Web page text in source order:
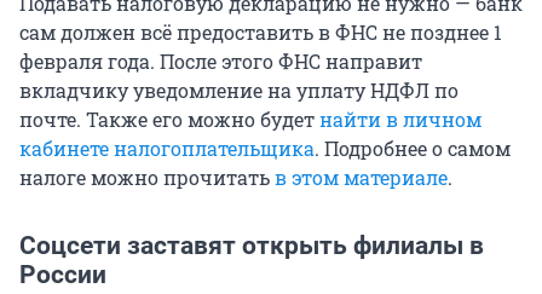
сам должен всё предоставить в ФНС не позднее 1
февраля года. После этого ФНС направит
вкладчику уведомление на уплату НДФЛ по
почте. Также его можно будетнайти в личном
кабинете налогоплательщика. Подробнее о самом
налоге можно прочитатьв этом материале.
Соцсети заставят открыть филиалы в
России